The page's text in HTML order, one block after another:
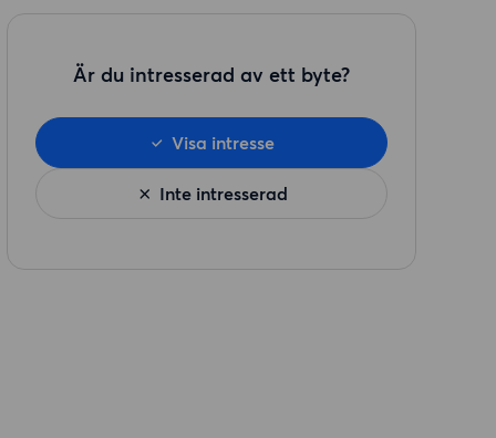
Är du intresserad av ett byte?
Inte intresserad
Visa intresse